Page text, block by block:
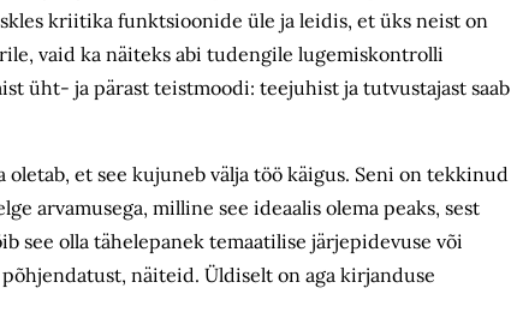
kriitika funktsioonide üle ja leidis, et üks neist on
vaid ka näiteks abi tudengile lugemiskontrolli
üht- ja pärast teistmoodi: teejuhist ja tutvustajast saab
et see kujuneb välja töö käigus. Seni on tekkinud
arvamusega, milline see ideaalis olema peaks, sest
see olla tähelepanek temaatilise järjepidevuse või
näiteid. Üldiselt on aga kirjanduse